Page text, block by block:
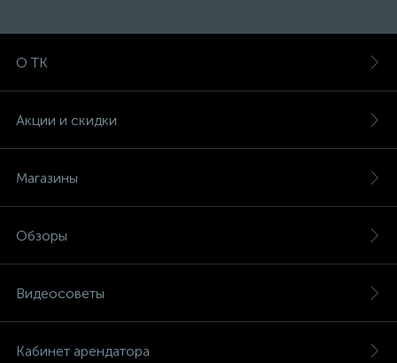
О ТК
Акции и скидки
Магазины
Обзоры
Видеосоветы
Кабинет арендатора